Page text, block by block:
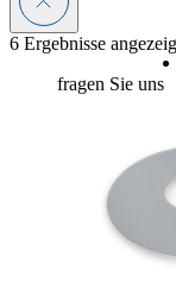
6 Ergebnisse
fragen Sie uns